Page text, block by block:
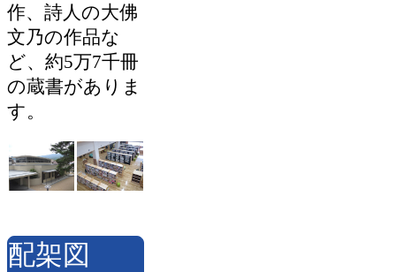
作、詩人の大佛
文乃の作品な
ど、約5万7千冊
の蔵書がありま
す。
配架図